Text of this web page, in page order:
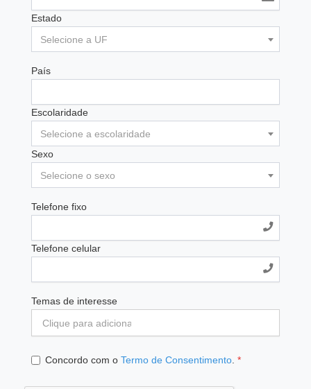
Estado
Selecione a UF
País
Escolaridade
Selecione a escolaridade
Sexo
Selecione o sexo
Telefone fixo
Telefone celular
Temas de interesse
Concordo com o Termo de Consentimento *